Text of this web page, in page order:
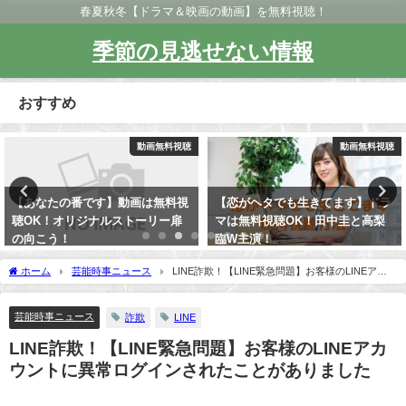
春夏秋冬【ドラマ＆映画の動画】を無料視聴！
季節の見逃せない情報
おすすめ
動画無料視聴
【恋がヘタでも生きてます】ドラ
マは無料視聴OK！田中圭と高梨
臨W主演！
動画無料視聴
ルパン三世PART1～5と映画が無
料視聴OK！金曜ロードショー記
念動画！
ホーム 芸能時事ニュース
LINE詐欺！【LINE緊急問題】お客様のLINEアカ
ウントに異常ログインされたことがありました
芸能時事ニュース 詐欺 LINE
LINE詐欺！【LINE緊急問題】お客様のLINEアカ
ウントに異常ログインされたことがありました